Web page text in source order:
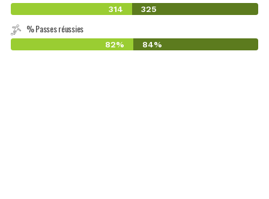
314 325
% Passes réussies
82% 84%